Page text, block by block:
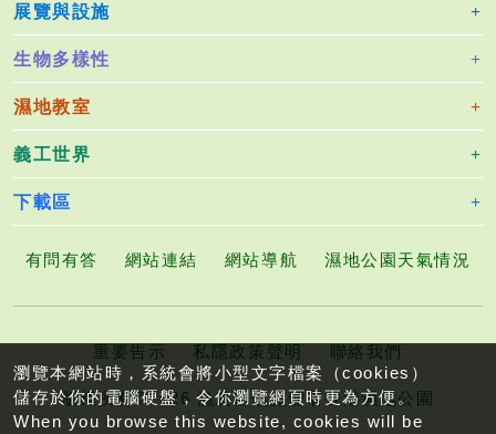
展覽與設施
生物多樣性
濕地教室
義工世界
下載區
有問有答 網站連結 網站導航 濕地公園天氣情況
重要告示 私隱政策聲明 聯絡我們
版權所有©2026 漁農自然護理署香港濕地公園
瀏覽本網站時，系統會將小型文字檔案（cookies）
儲存於你的電腦硬盤，令你瀏覽網頁時更為方便。
When you browse this website, cookies will be